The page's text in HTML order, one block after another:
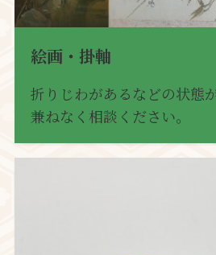
絵画・掛軸
折りじわがあるなどの状態
兼ねなく相談ください。